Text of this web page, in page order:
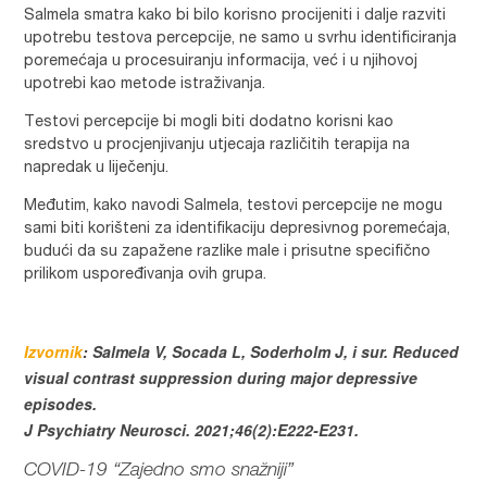
Salmela smatra kako bi bilo korisno procijeniti i dalje razviti
upotrebu testova percepcije, ne samo u svrhu identificiranja
poremećaja u procesuiranju informacija, već i u njihovoj
upotrebi kao metode istraživanja.
Testovi percepcije bi mogli biti dodatno korisni kao
sredstvo u procjenjivanju utjecaja različitih terapija na
napredak u liječenju.
Međutim, kako navodi Salmela, testovi percepcije ne mogu
sami biti korišteni za identifikaciju depresivnog poremećaja,
budući da su zapažene razlike male i prisutne specifično
prilikom uspoređivanja ovih grupa.
Izvornik: Salmela V, Socada L, Soderholm J, i sur. Reduced
visual contrast suppression during major depressive
episodes.
J Psychiatry Neurosci. 2021;46(2):E222-E231.
COVID-19 “Zajedno smo snažniji”